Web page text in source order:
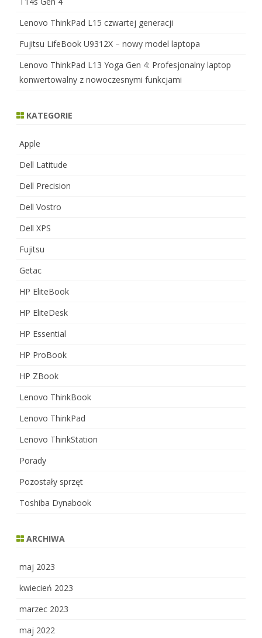
Lenovo ThinkPad L15 czwartej generacji
Fujitsu LifeBook U9312X – nowy model laptopa
Lenovo ThinkPad L13 Yoga Gen 4: Profesjonalny laptop
konwertowalny z nowoczesnymi funkcjami
KATEGORIE
Apple
Dell Latitude
Dell Precision
Dell Vostro
Dell XPS
Fujitsu
Getac
HP EliteBook
HP EliteDesk
HP Essential
HP ProBook
HP ZBook
Lenovo ThinkBook
Lenovo ThinkPad
Lenovo ThinkStation
Porady
Pozostały sprzęt
Toshiba Dynabook
ARCHIWA
maj 2023
kwiecień 2023
marzec 2023
maj 2022